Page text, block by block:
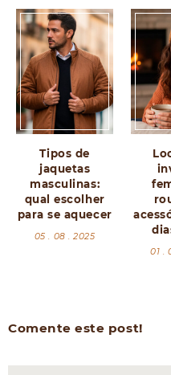
Tipos de
jaquetas
masculinas:
qual escolher
para se aquecer
05 . 08 . 2025
01 .
Comente este post!